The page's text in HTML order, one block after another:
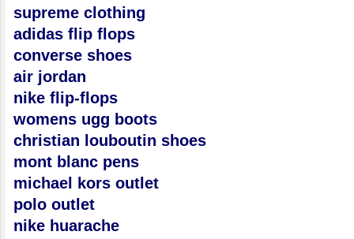
supreme clothing
adidas flip flops
converse shoes
air jordan
nike flip-flops
womens ugg boots
christian louboutin shoes
mont blanc pens
michael kors outlet
polo outlet
nike huarache